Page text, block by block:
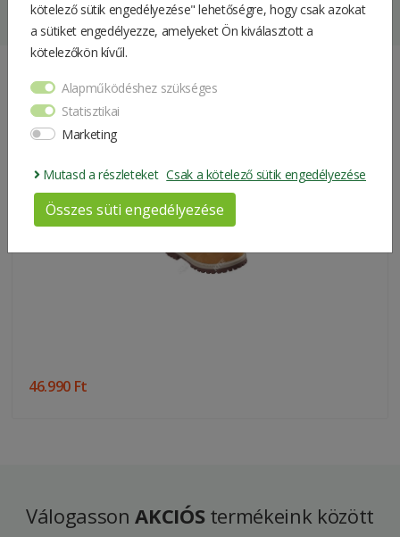
Geschlecht
(männlich/weiblich)
Herren
Materialien
Polyester
Farbe
John Deere
45*33*6 cm
Ähnliche Produkte
46.990 Ft
VálogassonAKCIÓStermékeink között
kötelező sütik engedélyezése" lehetőségre, hogy csak azokat
a sütiket engedélyezze, amelyeket Ön kiválasztott a
kötelezőkön kívűl.
Alapműködéshez szükséges
Statisztikai
Marketing
Mutasd a részleteket Csak a kötelező sütik engedélyezése
Összes süti engedélyezése